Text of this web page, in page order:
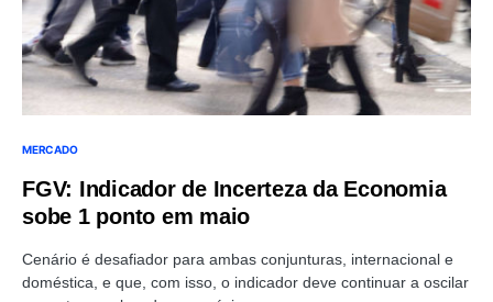
MERCADO
FGV: Indicador de Incerteza da Economia
sobe 1 ponto em maio
Cenário é desafiador para ambas conjunturas, internacional e
doméstica, e que, com isso, o indicador deve continuar a oscilar